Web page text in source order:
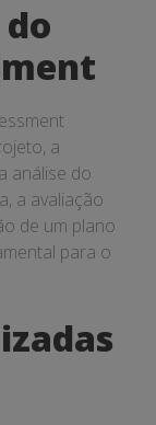
a
análise do
a avaliação
de um plano
para o